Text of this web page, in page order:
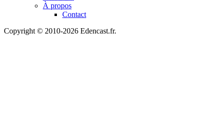
À propos
Contact
Copyright © 2010-2026 Edencast.fr.